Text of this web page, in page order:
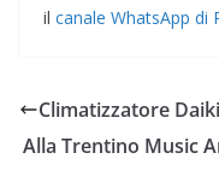
il canale WhatsApp di
Climatizzatore
Alla Trentino Music